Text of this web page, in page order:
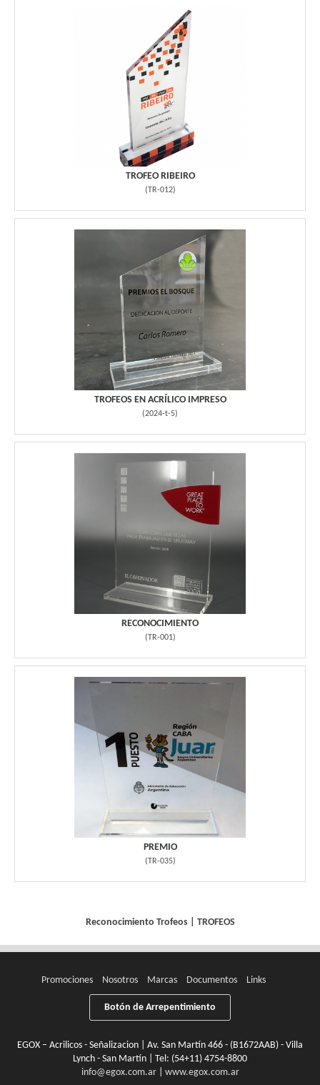
TROFEO RIBEIRO
(TR-012)
TROFEOS EN ACRÍLICO IMPRESO
(2024-t-5)
RECONOCIMIENTO
(TR-001)
PREMIO
(TR-035)
Reconocimiento Trofeos| TROFEOS
Promociones Nosotros Marcas Documentos Links
Botón de Arrepentimiento
EGOX – Acrilicos - Señalizacion | Av. San Martín 466 - (B1672AAB) - Villa
Lynch - San Martín | Tel: (54+11) 4754-8800
info@egox.com.ar| www.egox.com.ar